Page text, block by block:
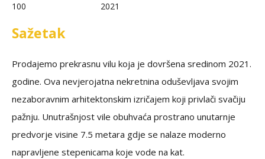
100 2021
Sažetak
Prodajemo prekrasnu vilu koja je dovršena sredinom 2021.
godine. Ova nevjerojatna nekretnina oduševljava svojim
nezaboravnim arhitektonskim izričajem koji privlači svačiju
pažnju. Unutrašnjost vile obuhvaća prostrano unutarnje
predvorje visine 7.5 metara gdje se nalaze moderno
napravljene stepenicama koje vode na kat.